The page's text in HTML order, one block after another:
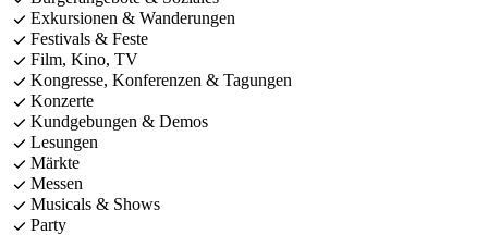
Exkursionen & Wanderungen
Festivals & Feste
Film, Kino, TV
Kongresse, Konferenzen & Tagungen
Konzerte
Kundgebungen & Demos
Lesungen
Märkte
Messen
Musicals & Shows
Party